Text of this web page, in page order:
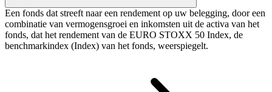
Een fonds dat streeft naar een rendement op uw belegging, door een
combinatie van vermogensgroei en inkomsten uit de activa van het
fonds, dat het rendement van de EURO STOXX 50 Index, de
benchmarkindex (Index) van het fonds, weerspiegelt.